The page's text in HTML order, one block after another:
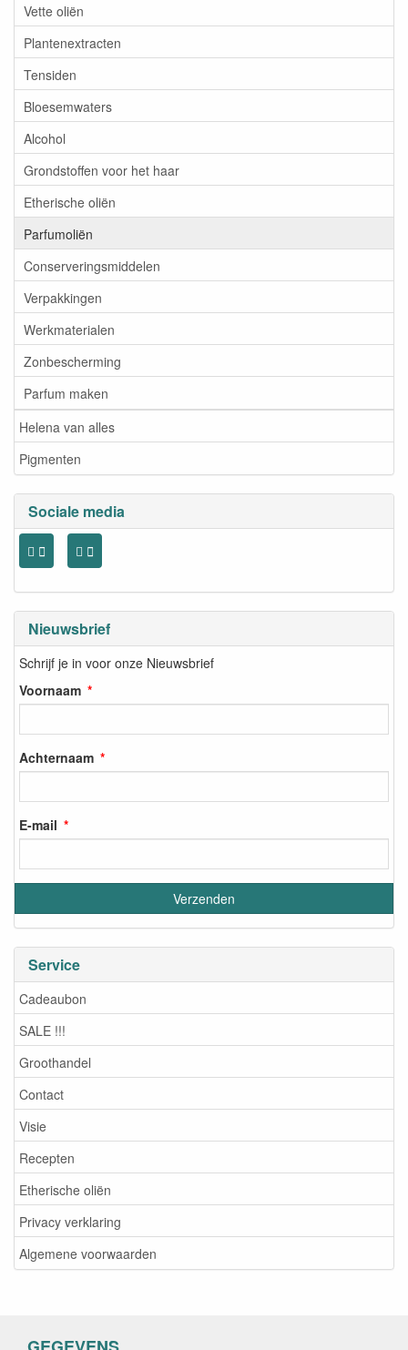
Vette oliën
Plantenextracten
Tensiden
Bloesemwaters
Alcohol
Grondstoffen voor het haar
Etherische oliën
Parfumoliën
Conserveringsmiddelen
Verpakkingen
Werkmaterialen
Zonbescherming
Parfum maken
Helena van alles
Pigmenten
Sociale media
Nieuwsbrief
Schrijf je in voor onze Nieuwsbrief
Voornaam
Achternaam
E-mail
Service
Cadeaubon
SALE !!!
Groothandel
Contact
Visie
Recepten
Etherische oliën
Privacy verklaring
Algemene voorwaarden